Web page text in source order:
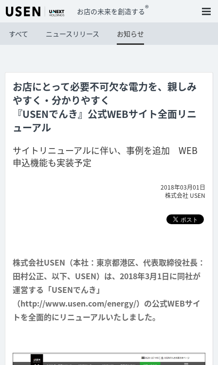
お店の未来を創造する®
すべて ニュースリリース お知らせ
お店にとって必要不可欠な電力を、親しみ
やすく・分かりやすく
『USENでんき』公式WEBサイト全面リニ
ューアル
サイトリニューアルに伴い、事例を追加 WEB
申込機能も実装予定
2018年03月01日
株式会社 USEN
株式会社USEN（本社：東京都港区、代表取締役社長：
田村公正、以下、USEN）は、2018年3月1日に同社が
運営する「USENでんき」
（http://www.usen.com/energy/）の公式WEBサイ
トを全面的にリニューアルいたしました。